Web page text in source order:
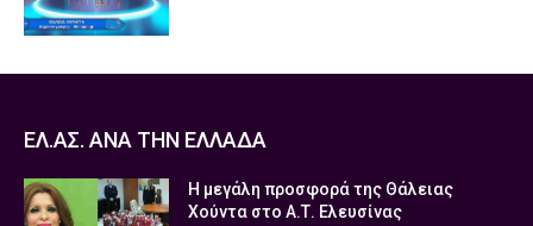
ΕΛ.ΑΣ. ΑΝΑ ΤΗΝ ΕΛΛΑΔΑ
Η μεγάλη προσφορά της Θάλειας
Χούντα στο Α.Τ. Ελευσίνας